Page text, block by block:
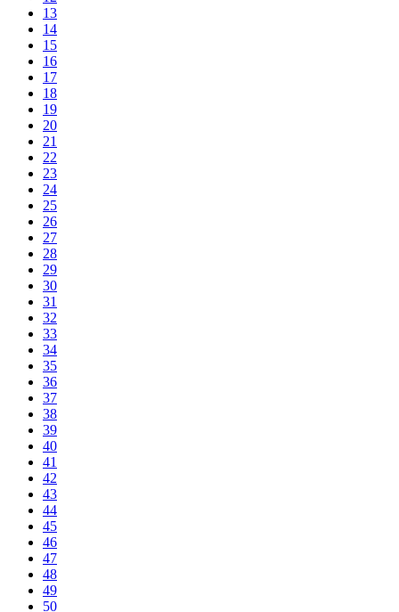
13
14
15
16
17
18
19
20
21
22
23
24
25
26
27
28
29
30
31
32
33
34
35
36
37
38
39
40
41
42
43
44
45
46
47
48
49
50